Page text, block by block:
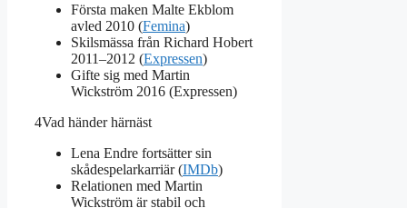
Första maken Malte Ekblom
avled 2010 (Femina)
Skilsmässa från Richard Hobert
2011–2012 (Expressen)
Gifte sig med Martin
Wickström 2016 (Expressen)
4Vad händer härnäst
Lena Endre fortsätter sin
skådespelarkarriär (IMDb)
Relationen med Martin
Wickström är stabil och